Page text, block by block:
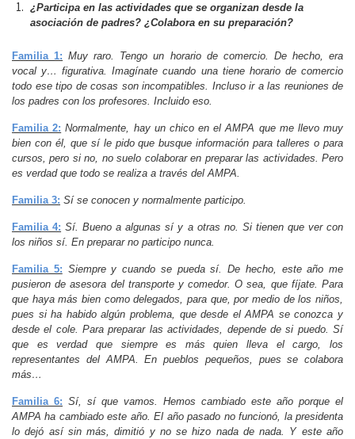
¿Participa en las actividades que se organizan desde la
asociación de padres? ¿Colabora en su preparación?
Familia 1: Muy raro. Tengo un horario de comercio. De hecho, era
vocal y… figurativa. Imagínate cuando una tiene horario de comercio
todo ese tipo de cosas son incompatibles. Incluso ir a las reuniones de
los padres con los profesores. Incluido eso.
Familia 2: Normalmente, hay un chico en el AMPA que me llevo muy
bien con él, que sí le pido que busque información para talleres o para
cursos, pero si no, no suelo colaborar en preparar las actividades. Pero
es verdad que todo se realiza a través del AMPA.
Familia 3: Sí se conocen y normalmente participo.
Familia 4: Sí. Bueno a algunas sí y a otras no. Si tienen que ver con
los niños sí. En preparar no participo nunca.
Familia 5: Siempre y cuando se pueda sí. De hecho, este año me
pusieron de asesora del transporte y comedor. O sea, que fíjate. Para
que haya más bien como delegados, para que, por medio de los niños,
pues si ha habido algún problema, que desde el AMPA se conozca y
desde el cole. Para preparar las actividades, depende de si puedo. Sí
que es verdad que siempre es más quien lleva el cargo, los
representantes del AMPA. En pueblos pequeños, pues se colabora
más…
Familia 6: Sí, sí que vamos. Hemos cambiado este año porque el
AMPA ha cambiado este año. El año pasado no funcionó, la presidenta
lo dejó así sin más, dimitió y no se hizo nada de nada. Y este año